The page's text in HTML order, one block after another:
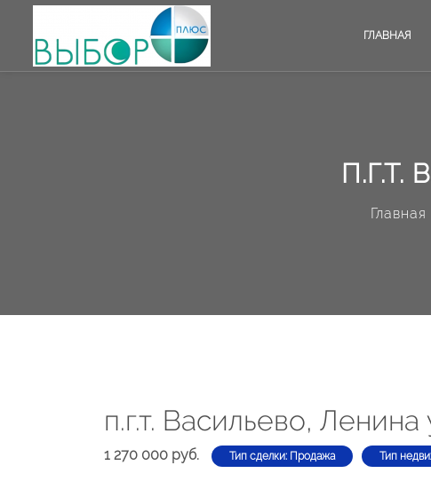
ГЛАВНАЯ
П.Г.Т.
Главная
п.г.т. Васильево, Ленина
1 270 000 руб. Тип сделки: Продажа Тип